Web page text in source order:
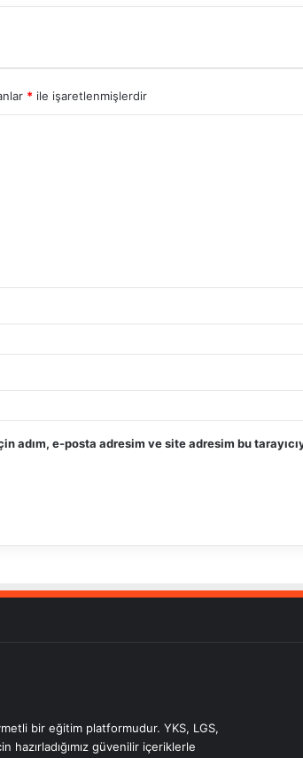
* ile işaretlenmişlerdir
adım, e-posta adresim ve site adresim bu
bir eğitim platformudur. YKS, LGS,
hazırladığımız güvenilir içeriklerle